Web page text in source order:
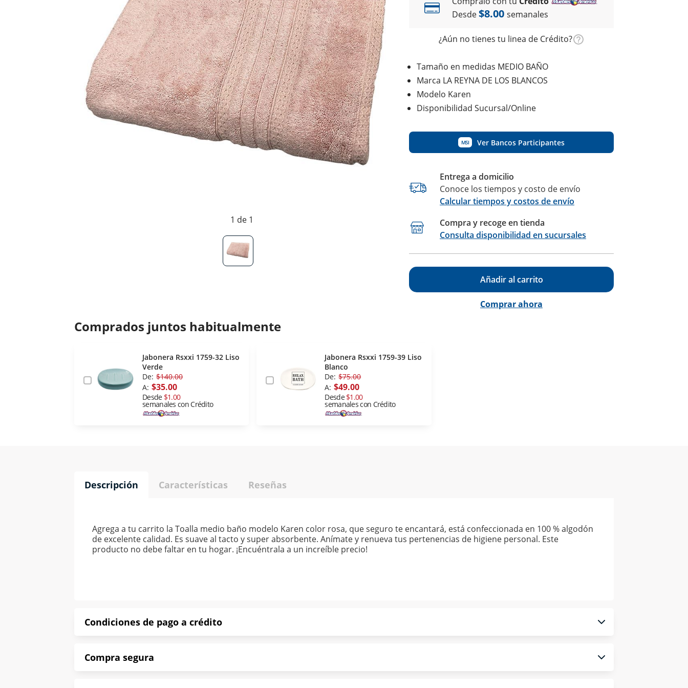
1 de 1
Desde$8.00 semanales
¿Aún no tienes tu linea de Crédito?
Tamaño en medidas MEDIO BAÑO
Marca LA REYNA DE LOS BLANCOS
Modelo Karen
Disponibilidad Sucursal/Online
MSI Ver Bancos Participantes
Entrega a domicilio
Conoce los tiempos y costo de envío
Calcular tiempos y costos de envío
Compra y recoge en tienda
Consulta disponibilidad en sucursales
Añadir al carrito
Comprar ahora
Comprados juntos habitualmente
Jabonera Rsxxi 1759-32 Liso
Verde
De: $140.00
A: $35.00
Desde $1.00
semanales con Crédito
Jabonera Rsxxi 1759-39 Liso
Blanco
De: $75.00
A: $49.00
Desde$1.00
semanales con Crédito
Descripción Características Reseñas
Agrega a tu carrito la Toalla medio baño modelo Karen color rosa, que seguro te encantará, está confeccionada en 100 % algodón
de excelente calidad. Es suave al tacto y super absorbente. Anímate y renueva tus pertenencias de higiene personal. Este
producto no debe faltar en tu hogar. ¡Encuéntrala a un increíble precio!
Condiciones de pago a crédito
Compra segura